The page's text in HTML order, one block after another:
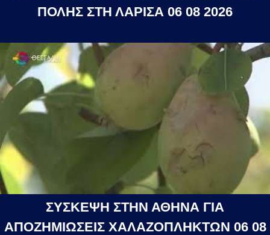
ΠΟΛΗΣ ΣΤΗ ΛΑΡΙΣΑ 06 08 2026
ΣΥΣΚΕΨΗ ΣΤΗΝ ΑΘΗΝΑ ΓΙΑ
ΑΠΟΖΗΜΙΩΣΕΙΣ ΧΑΛΑΖΟΠΛΗΚΤΩΝ 06 08